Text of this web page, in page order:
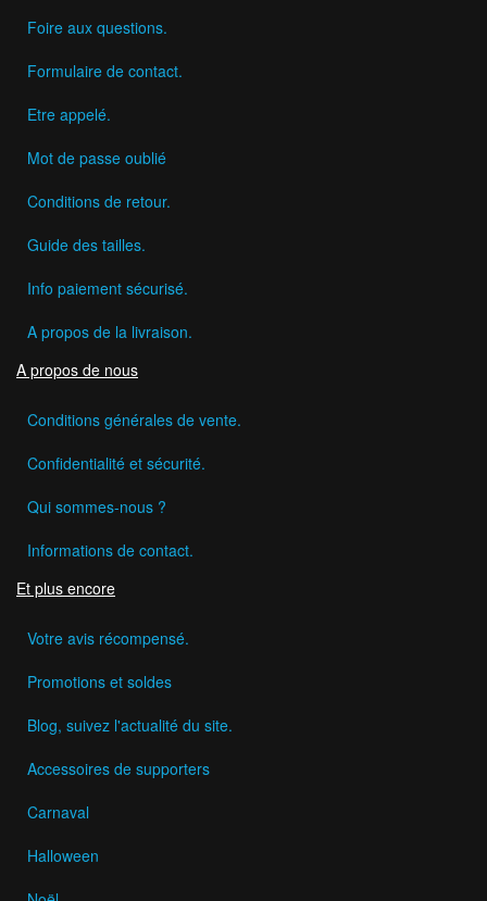
Foire aux questions.
Formulaire de contact.
Etre appelé.
Mot de passe oublié
Conditions de retour.
Guide des tailles.
Info paiement sécurisé.
A propos de la livraison.
A propos de nous
Conditions générales de vente.
Confidentialité et sécurité.
Qui sommes-nous ?
Informations de contact.
Et plus encore
Votre avis récompensé.
Promotions et soldes
Blog, suivez l'actualité du site.
Accessoires de supporters
Carnaval
Halloween